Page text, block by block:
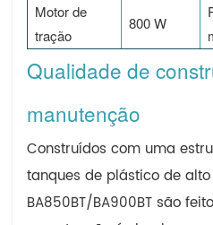
Motor de
tração
800 W
Qualidade de
manutenção
Construídos com uma
tanques de plástico de
BA850BT/BA900BT são